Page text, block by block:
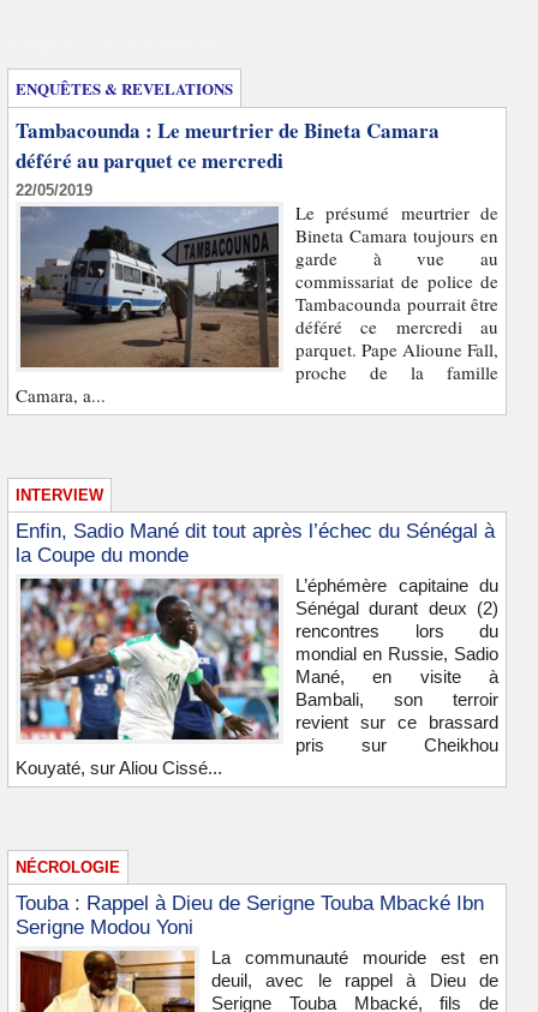
ENQUÊTES & REVELATIONS
Tambacounda : Le meurtrier de Bineta Camara
déféré au parquet ce mercredi
22/05/2019
Le présumé meurtrier de
Bineta Camara toujours en
garde à vue au
commissariat de police de
Tambacounda pourrait être
déféré ce mercredi au
parquet. Pape Alioune Fall,
proche de la famille
Camara, a...
INTERVIEW
Enfin, Sadio Mané dit tout après l’échec du Sénégal à
la Coupe du monde
L’éphémère capitaine du
Sénégal durant deux (2)
rencontres lors du
mondial en Russie, Sadio
Mané, en visite à
Bambali, son terroir
revient sur ce brassard
pris sur Cheikhou
Kouyaté, sur Aliou Cissé...
NÉCROLOGIE
Touba : Rappel à Dieu de Serigne Touba Mbacké Ibn
Serigne Modou Yoni
La communauté mouride est en
deuil, avec le rappel à Dieu de
Serigne Touba Mbacké, fils de